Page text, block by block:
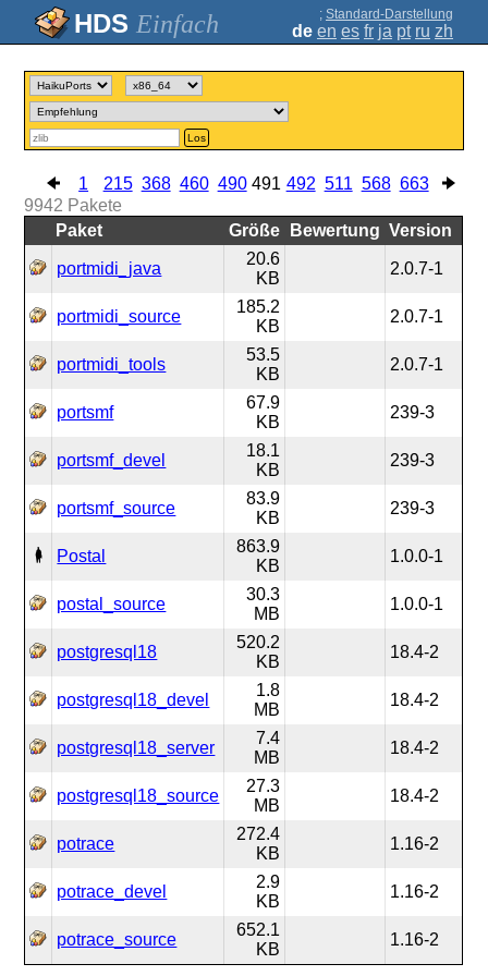
Einfach ; Standard-Darstellung
de en es fr ja pt ru zh
Los
1 215 368 460 490 491 492 511 568 663
9942 Pakete
Paket
Größe Bewertung Version
portmidi_java
20.6
KB
2.0.7-1
portmidi_source
185.2
KB
2.0.7-1
portmidi_tools
53.5
KB
2.0.7-1
portsmf
67.9
KB
239-3
portsmf_devel
18.1
KB
239-3
portsmf_source
83.9
KB
239-3
Postal
863.9
KB
1.0.0-1
postal_source
30.3
MB
1.0.0-1
postgresql18
520.2
KB
18.4-2
postgresql18_devel
1.8
MB
18.4-2
postgresql18_server
7.4
MB
18.4-2
postgresql18_source
27.3
MB
18.4-2
potrace
272.4
KB
1.16-2
potrace_devel
2.9
KB
1.16-2
potrace_source
652.1
KB
1.16-2